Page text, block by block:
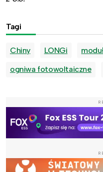
Tagi
Chiny LONGi
ogniwa fotowoltaiczne